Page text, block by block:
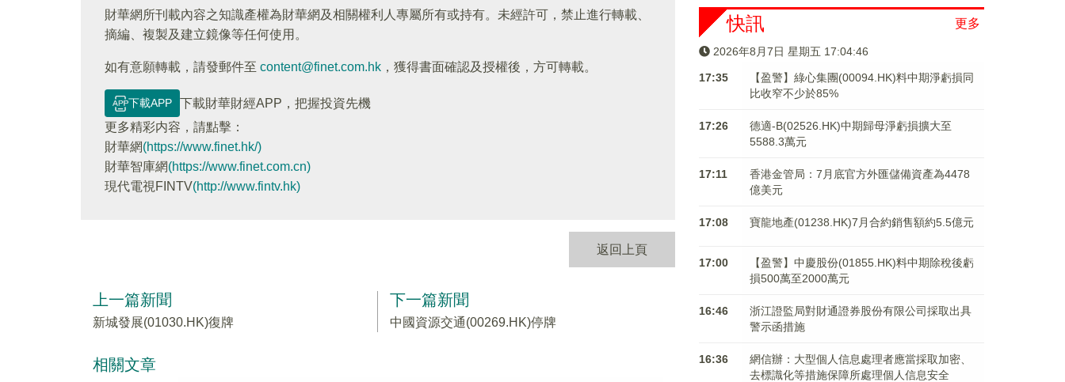
財華網所刊載內容之知識產權為財華網及相關權利人專屬所有或持有。未經許可，禁止進行轉載、
摘編、複製及建立鏡像等任何使用。
如有意願轉載，請發郵件至 content@finet.com.hk ，獲得書面確認及授權後，方可轉載。
下載APP
下載財華財經APP，把握投資先機
更多精彩内容，請點擊：
財華網(https://www.finet.hk/)
財華智庫網(https://www.finet.com.cn)
現代電視FINTV(http://www.fintv.hk)
返回上頁
上一篇新聞
新城發展(01030.HK)復牌
下一篇新聞
中國資源交通(00269.HK)停牌
相關文章
更多
快訊
2026年8月7日 星期五 17:04:46
17:35
【盈警】綠心集團(00094.HK)料中期淨虧損同
比收窄不少於85%
17:26
德適-B(02526.HK)中期歸母淨虧損擴大至
5588.3萬元
17:11
香港金管局：7月底官方外匯儲備資產為4478
億美元
17:08 寶龍地產(01238.HK)7月合約銷售額約5.5億元
17:00
【盈警】中慶股份(01855.HK)料中期除稅後虧
損500萬至2000萬元
16:46
浙江證監局對財通證券股份有限公司採取出具
警示函措施
16:36
網信辦：大型個人信息處理者應當採取加密、
去標識化等措施保障所處理個人信息安全